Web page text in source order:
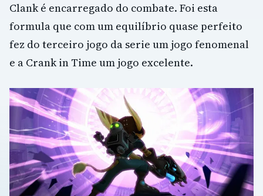
Clank é encarregado do combate. Foi esta
formula que com um equilíbrio quase perfeito
fez do terceiro jogo da serie um jogo fenomenal
e a Crank in Time um jogo excelente.